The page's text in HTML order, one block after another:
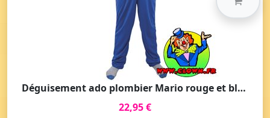
Déguisement ado plombier Mario rouge et bleu
22,95 €